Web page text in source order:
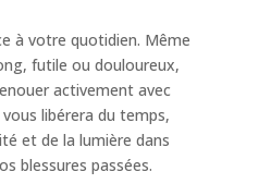
à votre quotidien. Même
futile ou douloureux,
activement avec
libérera du temps,
et de la lumière dans
blessures passées.